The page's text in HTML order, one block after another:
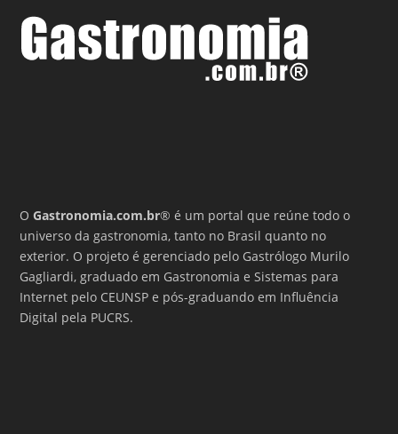
OGastronomia.com.br® é um portal que reúne todo o
universo da gastronomia, tanto no Brasil quanto no
exterior. O projeto é gerenciado pelo Gastrólogo Murilo
Gagliardi, graduado em Gastronomia e Sistemas para
Internet pelo CEUNSP e pós-graduando em Influência
Digital pela PUCRS.